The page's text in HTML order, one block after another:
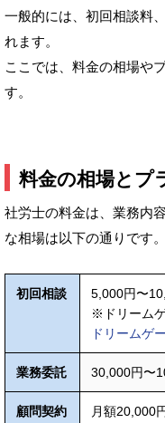
一般的には、初回相談料
れます。
ここでは、料金の相場や
す。
料金の相場とプ
社労士の料金は、業務内
な相場は以下の通りです。
初回相談
5,000円〜
※ドリーム
ドリームゲ
業務委託 30,000円〜
顧問契約
月額20,000